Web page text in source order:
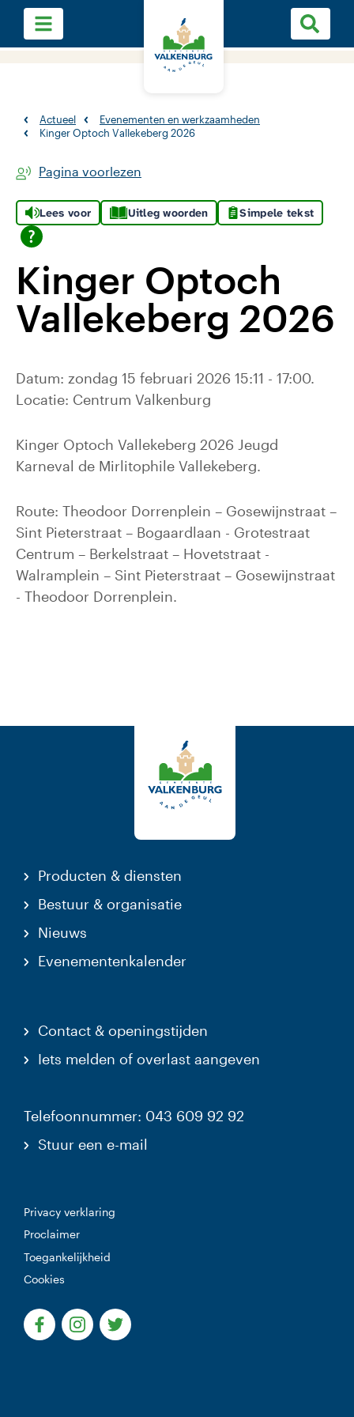
Actueel
Evenementen en werkzaamheden
Kinger Optoch Vallekeberg 2026
Pagina voorlezen
Lees voor Uitleg woorden Simpele tekst
Kinger Optoch
Vallekeberg 2026
Datum: zondag 15 februari 2026 15:11 - 17:00.
Locatie: Centrum Valkenburg
Kinger Optoch Vallekeberg 2026 Jeugd
Karneval de Mirlitophile Vallekeberg.
Route: Theodoor Dorrenplein – Gosewijnstraat –
Sint Pieterstraat – Bogaardlaan - Grotestraat
Centrum – Berkelstraat – Hovetstraat -
Walramplein – Sint Pieterstraat – Gosewijnstraat
- Theodoor Dorrenplein.
Producten & diensten
Bestuur & organisatie
Nieuws
Evenementenkalender
Contact & openingstijden
Iets melden of overlast aangeven
Telefoonnummer: 043 609 92 92
Stuur een e-mail
Privacy verklaring
Proclaimer
Toegankelijkheid
Cookies
(Deze link gaat naar een externe website)
(Deze link gaat naar een externe website)
(Deze link gaat naar een externe